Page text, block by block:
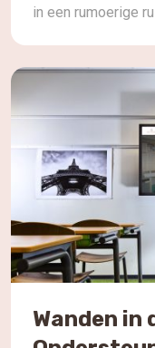
in een rumoerige
welbevinden,
[…]
Wanden in